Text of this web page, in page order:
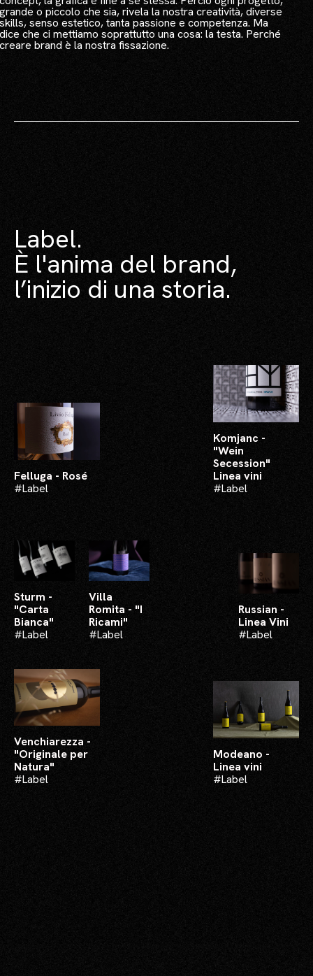
o piccolo che sia, rivela la nostra creatività, diverse
senso estetico, tanta passione e competenza. Ma
che ci mettiamo soprattutto una cosa: la testa. Perché
brand è la nostra fissazione.
Label.
È l'anima del brand,
l’inizio di una storia.
Felluga - Rosé
#Label​
Komjanc -
"Wein
Secession"
Linea vini
#Label​
Sturm -
"Carta
Bianca"
#Label​
Villa
Romita - "I
Ricami"
#Label​
Russian -
Linea Vini
#Label​
Venchiarezza -
"Originale per
Natura"
#Label​
Modeano -
Linea vini
#Label​